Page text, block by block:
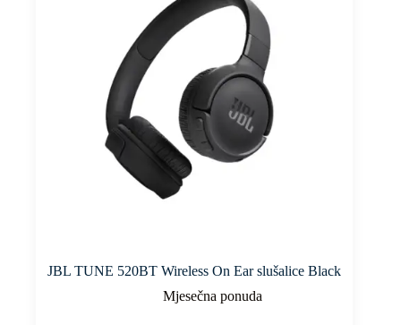
JBL TUNE 520BT Wireless On Ear slušalice Black
Mjesečna ponuda